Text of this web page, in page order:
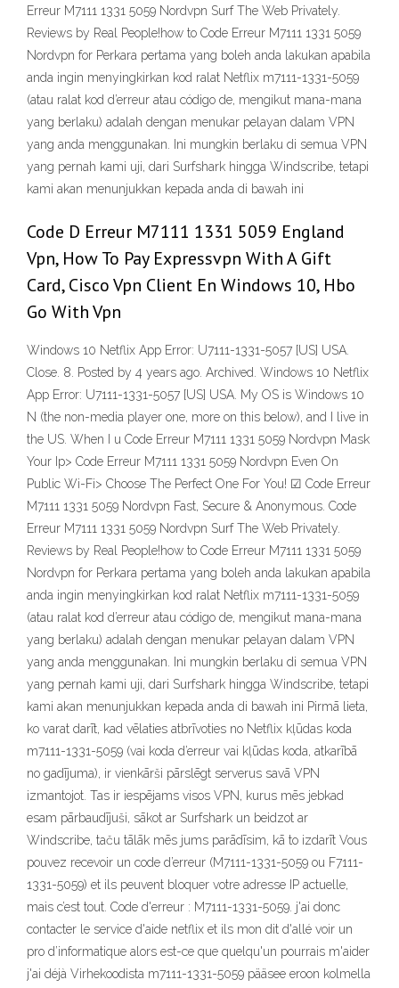
Erreur M7111 1331 5059 Nordvpn Surf The Web Privately.
Reviews by Real People!how to Code Erreur M7111 1331 5059
Nordvpn for Perkara pertama yang boleh anda lakukan apabila
anda ingin menyingkirkan kod ralat Netflix m7111-1331-5059
(atau ralat kod d’erreur atau código de, mengikut mana-mana
yang berlaku) adalah dengan menukar pelayan dalam VPN
yang anda menggunakan. Ini mungkin berlaku di semua VPN
yang pernah kami uji, dari Surfshark hingga Windscribe, tetapi
kami akan menunjukkan kepada anda di bawah ini
Code D Erreur M7111 1331 5059 England
Vpn, How To Pay Expressvpn With A Gift
Card, Cisco Vpn Client En Windows 10, Hbo
Go With Vpn
Windows 10 Netflix App Error: U7111-1331-5057 [US] USA.
Close. 8. Posted by 4 years ago. Archived. Windows 10 Netflix
App Error: U7111-1331-5057 [US] USA. My OS is Windows 10
N (the non-media player one, more on this below), and I live in
the US. When I u Code Erreur M7111 1331 5059 Nordvpn Mask
Your Ip> Code Erreur M7111 1331 5059 Nordvpn Even On
Public Wi-Fi> Choose The Perfect One For You! ☑ Code Erreur
M7111 1331 5059 Nordvpn Fast, Secure & Anonymous‎. Code
Erreur M7111 1331 5059 Nordvpn Surf The Web Privately.
Reviews by Real People!how to Code Erreur M7111 1331 5059
Nordvpn for Perkara pertama yang boleh anda lakukan apabila
anda ingin menyingkirkan kod ralat Netflix m7111-1331-5059
(atau ralat kod d’erreur atau código de, mengikut mana-mana
yang berlaku) adalah dengan menukar pelayan dalam VPN
yang anda menggunakan. Ini mungkin berlaku di semua VPN
yang pernah kami uji, dari Surfshark hingga Windscribe, tetapi
kami akan menunjukkan kepada anda di bawah ini Pirmā lieta,
ko varat darīt, kad vēlaties atbrīvoties no Netflix kļūdas koda
m7111-1331-5059 (vai koda d’erreur vai kļūdas koda, atkarībā
no gadījuma), ir vienkārši pārslēgt serverus savā VPN
izmantojot. Tas ir iespējams visos VPN, kurus mēs jebkad
esam pārbaudījuši, sākot ar Surfshark un beidzot ar
Windscribe, taču tālāk mēs jums parādīsim, kā to izdarīt Vous
pouvez recevoir un code d’erreur (M7111-1331-5059 ou F7111-
1331-5059) et ils peuvent bloquer votre adresse IP actuelle,
mais c’est tout. Code d'erreur : M7111-1331-5059. j'ai donc
contacter le service d'aide netflix et ils mon dit d'allé voir un
pro d’informatique alors est-ce que quelqu'un pourrais m'aider
j'ai déjà Virhekoodista m7111-1331-5059 pääsee eroon kolmella